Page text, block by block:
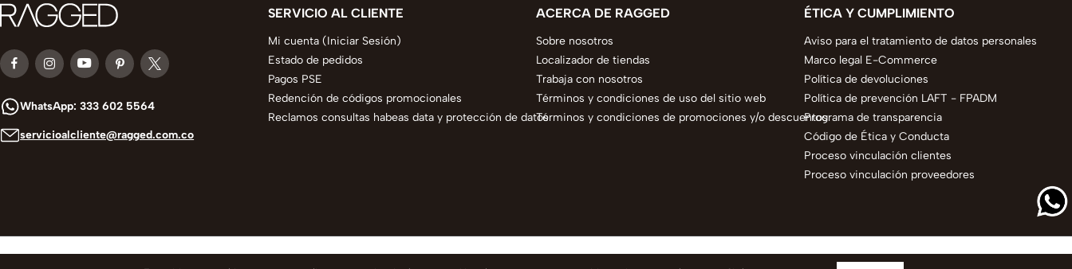
WhatsApp: 333 602 5564
servicioalcliente@ragged.com.co
SERVICIO AL CLIENTE
Mi cuenta (Iniciar Sesión)
Estado de pedidos
Pagos PSE
Redención de códigos promocionales
Reclamos consultas habeas data y protección de datos
ACERCA DE RAGGED
Sobre nosotros
Localizador de tiendas
Trabaja con nosotros
Términos y condiciones de uso del sitio web
Términos y condiciones de promociones y/o descuentos
ÉTICA Y CUMPLIMIENTO
Aviso para el tratamiento de datos personales
Marco legal E-Commerce
Política de devoluciones
Política de prevención LAFT - FPADM
Programa de transparencia
Código de Ética y Conducta
Proceso vinculación clientes
Proceso vinculación proveedores